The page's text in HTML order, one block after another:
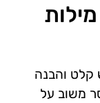
קלט והבנה
משוב על